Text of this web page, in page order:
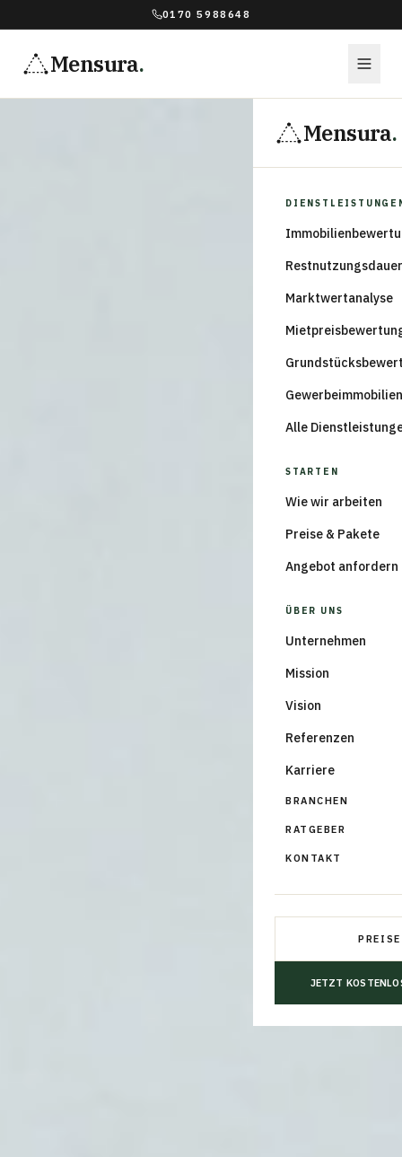
0170 5988648
Mensura.
Mensura.
Marktwertanalyse
Alle
STARTEN
Wie wir arbeiten
Preise & Pakete
Angebot anfordern
ÜBER UNS
Unternehmen
Mission
Vision
Referenzen
Karriere
BRANCHEN
RATGEBER
KONTAKT
PREISE
JETZT